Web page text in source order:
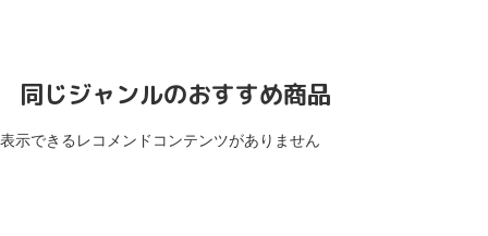
同じジャンルのおすすめ商品
表示できるレコメンドコンテンツがありません